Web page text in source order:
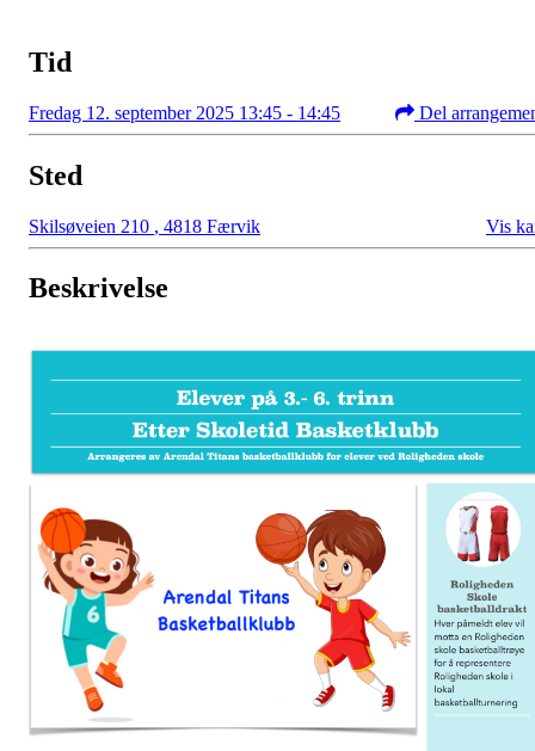
Tid
Fredag 12. september 2025 13:45 - 14:45 Del
Sted
Skilsøveien 210 , 4818 Færvik Vis
Beskrivelse